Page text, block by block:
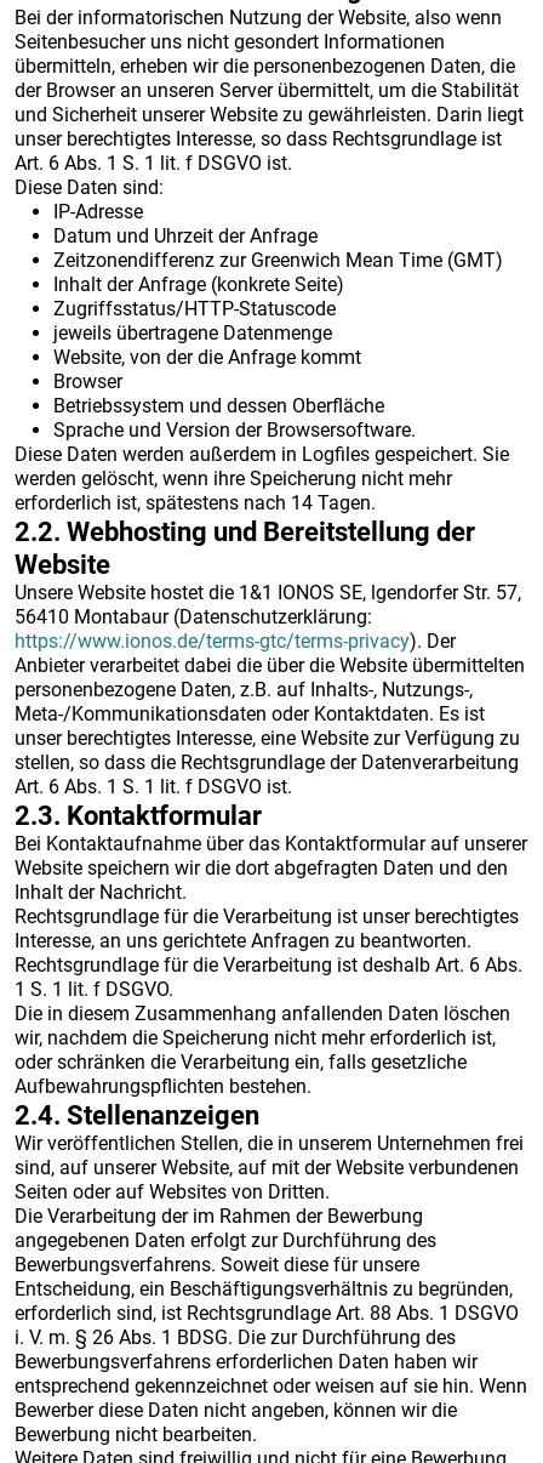
Bei der informatorischen Nutzung der Website, also wenn
Seitenbesucher uns nicht gesondert Informationen
übermitteln, erheben wir die personenbezogenen Daten, die
der Browser an unseren Server übermittelt, um die Stabilität
und Sicherheit unserer Website zu gewährleisten. Darin liegt
unser berechtigtes Interesse, so dass Rechtsgrundlage ist
Art. 6 Abs. 1 S. 1 lit. f DSGVO ist.
Diese Daten sind:
IP-Adresse
Datum und Uhrzeit der Anfrage
Zeitzonendifferenz zur Greenwich Mean Time (GMT)
Inhalt der Anfrage (konkrete Seite)
Zugriffsstatus/HTTP-Statuscode
jeweils übertragene Datenmenge
Website, von der die Anfrage kommt
Browser
Betriebssystem und dessen Oberfläche
Sprache und Version der Browsersoftware.
Diese Daten werden außerdem in Logfiles gespeichert. Sie
werden gelöscht, wenn ihre Speicherung nicht mehr
erforderlich ist, spätestens nach 14 Tagen.
2.2. Webhosting und Bereitstellung der
Website
Unsere Website hostet die 1&1 IONOS SE, lgendorfer Str. 57,
56410 Montabaur (Datenschutzerklärung:
https://www.ionos.de/terms-gtc/terms-privacy). Der
Anbieter verarbeitet dabei die über die Website übermittelten
personenbezogene Daten, z.B. auf Inhalts-, Nutzungs-,
Meta-/Kommunikationsdaten oder Kontaktdaten. Es ist
unser berechtigtes Interesse, eine Website zur Verfügung zu
stellen, so dass die Rechtsgrundlage der Datenverarbeitung
Art. 6 Abs. 1 S. 1 lit. f DSGVO ist.
2.3. Kontaktformular
Bei Kontaktaufnahme über das Kontaktformular auf unserer
Website speichern wir die dort abgefragten Daten und den
Inhalt der Nachricht.
Rechtsgrundlage für die Verarbeitung ist unser berechtigtes
Interesse, an uns gerichtete Anfragen zu beantworten.
Rechtsgrundlage für die Verarbeitung ist deshalb Art. 6 Abs.
1 S. 1 lit. f DSGVO.
Die in diesem Zusammenhang anfallenden Daten löschen
wir, nachdem die Speicherung nicht mehr erforderlich ist,
oder schränken die Verarbeitung ein, falls gesetzliche
Aufbewahrungspflichten bestehen.
2.4. Stellenanzeigen
Wir veröffentlichen Stellen, die in unserem Unternehmen frei
sind, auf unserer Website, auf mit der Website verbundenen
Seiten oder auf Websites von Dritten.
Die Verarbeitung der im Rahmen der Bewerbung
angegebenen Daten erfolgt zur Durchführung des
Bewerbungsverfahrens. Soweit diese für unsere
Entscheidung, ein Beschäftigungsverhältnis zu begründen,
erforderlich sind, ist Rechtsgrundlage Art. 88 Abs. 1 DSGVO
i. V. m. § 26 Abs. 1 BDSG. Die zur Durchführung des
Bewerbungsverfahrens erforderlichen Daten haben wir
entsprechend gekennzeichnet oder weisen auf sie hin. Wenn
Bewerber diese Daten nicht angeben, können wir die
Bewerbung nicht bearbeiten.